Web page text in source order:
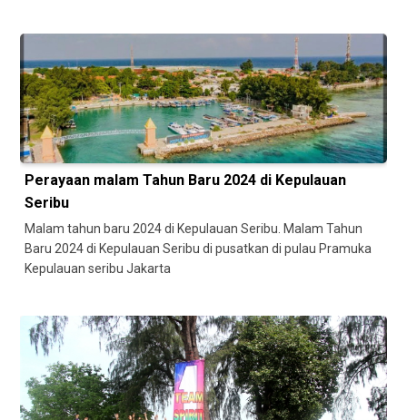
Perayaan malam Tahun Baru 2024 di Kepulauan
Seribu
Malam tahun baru 2024 di Kepulauan Seribu. Malam Tahun
Baru 2024 di Kepulauan Seribu di pusatkan di pulau Pramuka
Kepulauan seribu Jakarta